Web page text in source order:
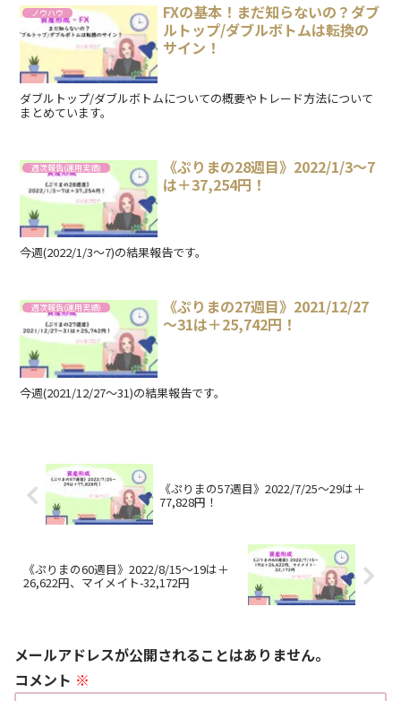
ノウハウ
FXの基本！まだ知らないの？ダブ
ルトップ/ダブルボトムは転換の
サイン！
ダブルトップ/ダブルボトムについての概要やトレード方法について
まとめています。
週次報告(運用実績)
《ぷりまの28週目》2022/1/3～7
は＋37,254円！
今週(2022/1/3～7)の結果報告です。
週次報告(運用実績)
《ぷりまの27週目》2021/12/27
～31は＋25,742円！
今週(2021/12/27～31)の結果報告です。
《ぷりまの57週目》2022/7/25～29は＋
77,828円！
《ぷりまの60週目》2022/8/15～19は＋
26,622円、マイメイト-32,172円
メールアドレスが公開されることはありません。
コメント ※